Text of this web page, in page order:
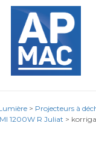
> Projecteurs à
1200W R Juliat >